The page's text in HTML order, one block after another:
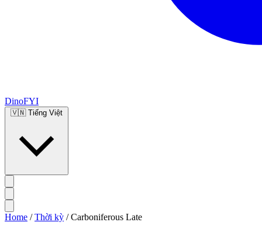
DinoFYI
🇻🇳 Tiếng Việt
Home / Thời kỳ / Carboniferous Late